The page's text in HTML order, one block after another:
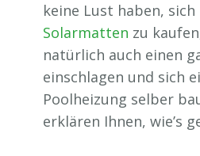
keine Lust haben, sich
Solarmatten zu
natürlich auch einen
einschlagen und sich
Poolheizung selber
erklären Ihnen, wie’s